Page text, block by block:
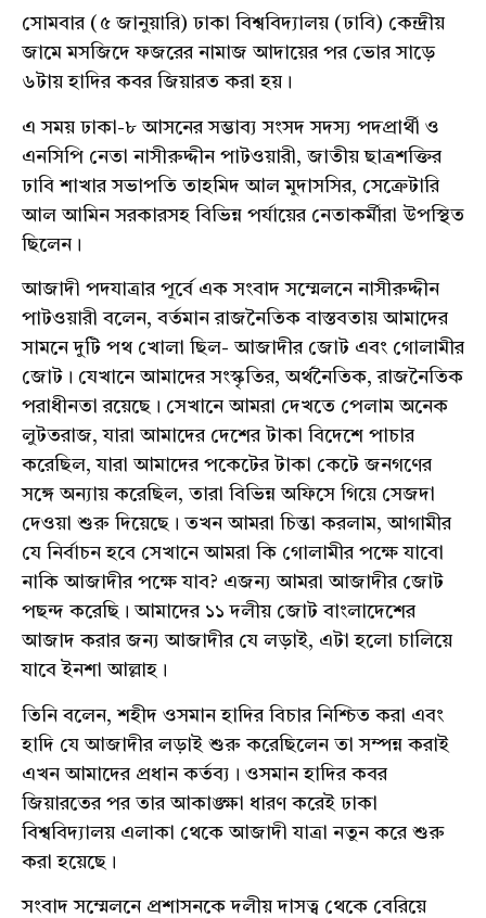
সোমবার (৫ জানুয়ারি) ঢাকা বিশ্ববিদ্যালয় (ঢাবি) কেন্দ্রীয়
জামে মসজিদে ফজরের নামাজ আদায়ের পর ভোর সাড়ে
৬টায় হাদির কবর জিয়ারত করা হয়।
এ সময় ঢাকা-৮ আসনের সম্ভাব্য সংসদ সদস্য পদপ্রার্থী ও
এনসিপি নেতা নাসীরুদ্দীন পাটওয়ারী, জাতীয় ছাত্রশক্তির
ঢাবি শাখার সভাপতি তাহমিদ আল মুদাসসির, সেক্রেটারি
আল আমিন সরকারসহ বিভিন্ন পর্যায়ের নেতাকর্মীরা উপস্থিত
ছিলেন।
আজাদী পদযাত্রার পূর্বে এক সংবাদ সম্মেলনে নাসীরুদ্দীন
পাটওয়ারী বলেন, বর্তমান রাজনৈতিক বাস্তবতায় আমাদের
সামনে দুটি পথ খোলা ছিল- আজাদীর জোট এবং গোলামীর
জোট। যেখানে আমাদের সংস্কৃতির, অর্থনৈতিক, রাজনৈতিক
পরাধীনতা রয়েছে। সেখানে আমরা দেখতে পেলাম অনেক
লুটতরাজ, যারা আমাদের দেশের টাকা বিদেশে পাচার
করেছিল, যারা আমাদের পকেটের টাকা কেটে জনগণের
সঙ্গে অন্যায় করেছিল, তারা বিভিন্ন অফিসে গিয়ে সেজদা
দেওয়া শুরু দিয়েছে। তখন আমরা চিন্তা করলাম, আগামীর
যে নির্বাচন হবে সেখানে আমরা কি গোলামীর পক্ষে যাবো
নাকি আজাদীর পক্ষে যাব? এজন্য আমরা আজাদীর জোট
পছন্দ করেছি। আমাদের ১১ দলীয় জোট বাংলাদেশের
আজাদ করার জন্য আজাদীর যে লড়াই, এটা হলো চালিয়ে
যাবে ইনশা আল্লাহ।
তিনি বলেন, শহীদ ওসমান হাদির বিচার নিশ্চিত করা এবং
হাদি যে আজাদীর লড়াই শুরু করেছিলেন তা সম্পন্ন করাই
এখন আমাদের প্রধান কর্তব্য। ওসমান হাদির কবর
জিয়ারতের পর তার আকাঙ্ক্ষা ধারণ করেই ঢাকা
বিশ্ববিদ্যালয় এলাকা থেকে আজাদী যাত্রা নতুন করে শুরু
করা হয়েছে।
সংবাদ সম্মেলনে প্রশাসনকে দলীয় দাসত্ব থেকে বেরিয়ে